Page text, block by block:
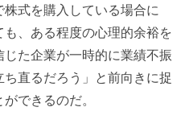
株式を購入している場合に
、ある程度の心理的余裕を
た企業が一時的に業績不振
直るだろう」と前向きに捉
できるのだ。